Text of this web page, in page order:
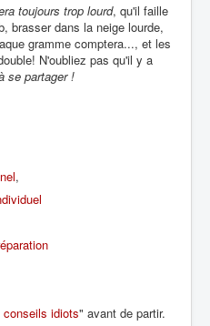
toujours trop lourd, qu'il faille
brasser dans la neige lourde,
gramme comptera..., et les
N'oubliez pas qu'il y a
se partager !
,
conseils idiots" avant de partir.